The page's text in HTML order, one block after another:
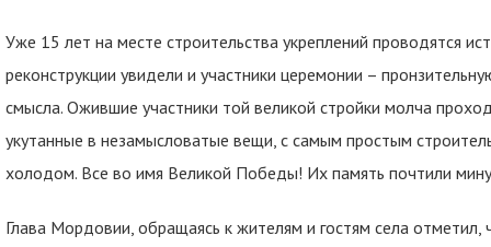
Уже 15 лет на месте строительства укреплений проводятся
реконструкции увидели и участники церемонии –
смысла. Ожившие участники той великой стройки молча
укутанные в незамысловатые вещи, с самым простым
холодом. Все во имя Великой Победы! Их память почтили
Глава Мордовии, обращаясь к жителям и гостям села